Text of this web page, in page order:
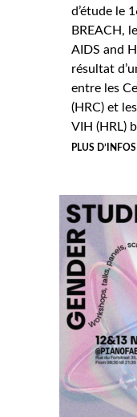
d’étude le
BREACH,
AIDS and
résultat
entre les
(HRC) et
VIH (HRL)
PLUS D’INFOS